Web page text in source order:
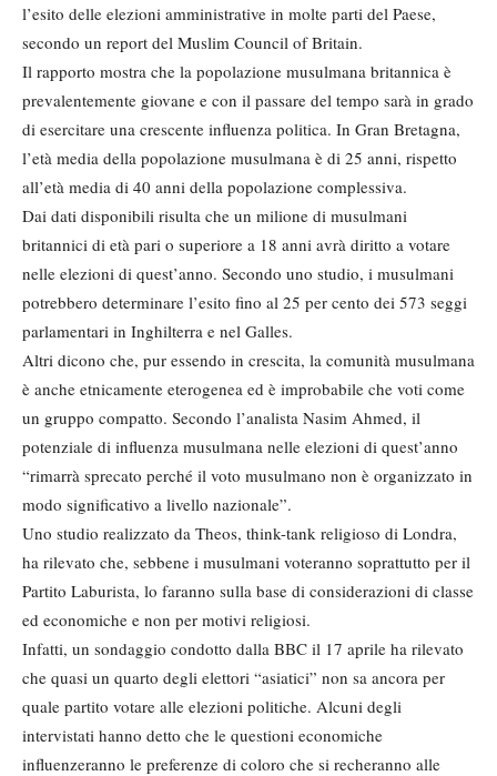
l’esito delle elezioni amministrative in molte parti del Paese,
secondo un report del Muslim Council of Britain.
Il rapporto mostra che la popolazione musulmana britannica è
prevalentemente giovane e con il passare del tempo sarà in grado
di esercitare una crescente influenza politica. In Gran Bretagna,
l’età media della popolazione musulmana è di 25 anni, rispetto
all’età media di 40 anni della popolazione complessiva.
Dai dati disponibili risulta che un milione di musulmani
britannici di età pari o superiore a 18 anni avrà diritto a votare
nelle elezioni di quest’anno. Secondo uno studio, i musulmani
potrebbero determinare l’esito fino al 25 per cento dei 573 seggi
parlamentari in Inghilterra e nel Galles.
Altri dicono che, pur essendo in crescita, la comunità musulmana
è anche etnicamente eterogenea ed è improbabile che voti come
un gruppo compatto. Secondo l’analista Nasim Ahmed, il
potenziale di influenza musulmana nelle elezioni di quest’anno
“rimarrà sprecato perché il voto musulmano non è organizzato in
modo significativo a livello nazionale”.
Uno studio realizzato da Theos, think-tank religioso di Londra,
ha rilevato che, sebbene i musulmani voteranno soprattutto per il
Partito Laburista, lo faranno sulla base di considerazioni di classe
ed economiche e non per motivi religiosi.
Infatti, un sondaggio condotto dalla BBC il 17 aprile ha rilevato
che quasi un quarto degli elettori “asiatici” non sa ancora per
quale partito votare alle elezioni politiche. Alcuni degli
intervistati hanno detto che le questioni economiche
influenzeranno le preferenze di coloro che si recheranno alle